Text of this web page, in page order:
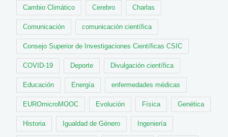
Cambio Climático Cerebro Charlas
Comunicación comunicación científica
Consejo Superior de Investigaciones Científicas CSIC
COVID-19 Deporte Divulgación científica
Educación Energía enfermedades médicas
EUROmicroMOOC Evolución Física Genética
Historia Igualdad de Género Ingeniería